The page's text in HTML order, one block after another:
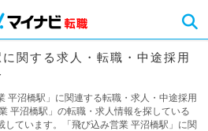
関する求人・転職・中途採用
平沼橋駅」に関連する転職・求人・中途採用
平沼橋駅」の転職・求人情報を探している
しています。「飛び込み営業 平沼橋駅」に関